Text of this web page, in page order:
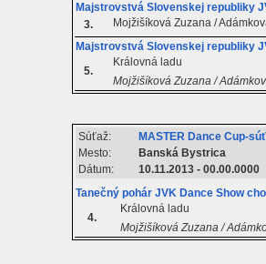
Majstrovstvá Slovenskej republiky
3.
Mojžišíková Zuzana /
Majstrovstvá Slovenskej republiky
5.
Královná ladu
Mojžišíková Zuzana /
Súťaž:
MASTER Dance Cup-
Mesto:
Banská Bystrica
Dátum:
10.11.2013 - 00.00.0000
Tanečný pohár JVK Dance Show
4.
Královná ladu
Mojžišíková Zuzana /